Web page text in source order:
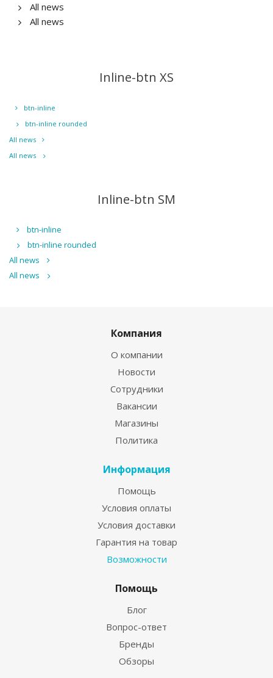
All news
All news
Inline-btn XS
btn-inline
btn-inline rounded
All news
All news
Inline-btn SM
btn-inline
btn-inline rounded
All news
All news
Компания
О компании
Новости
Сотрудники
Вакансии
Магазины
Политика
Информация
Помощь
Условия оплаты
Условия доставки
Гарантия на товар
Возможности
Помощь
Блог
Вопрос-ответ
Бренды
Обзоры